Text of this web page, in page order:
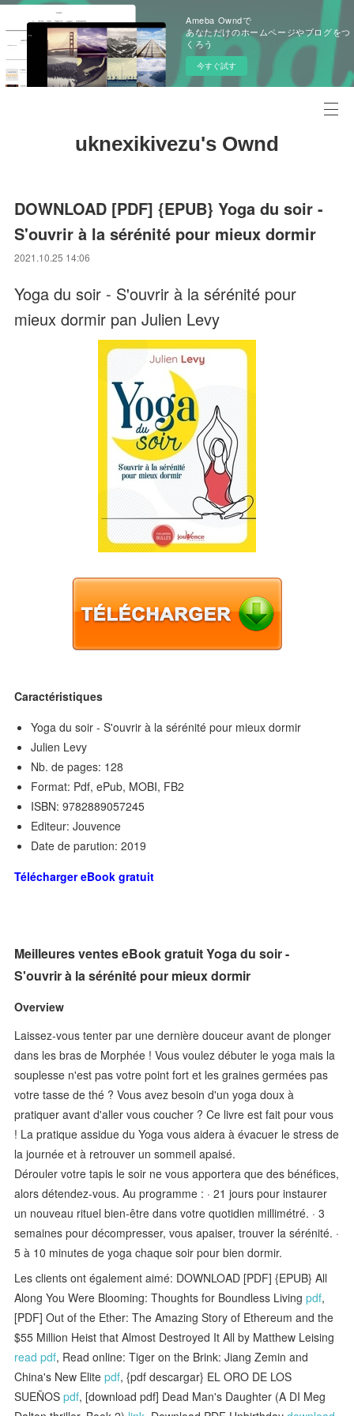
Ameba Owndで
あなただけのホームページやブログをつ
くろう
今すぐ試す
uknexikivezu's Ownd
DOWNLOAD [PDF] {EPUB} Yoga du soir -
S'ouvrir à la sérénité pour mieux dormir
2021.10.25 14:06
Yoga du soir - S'ouvrir à la sérénité pour
mieux dormir pan Julien Levy
Caractéristiques
Yoga du soir - S'ouvrir à la sérénité pour mieux dormir
Julien Levy
Nb. de pages: 128
Format: Pdf, ePub, MOBI, FB2
ISBN: 9782889057245
Editeur: Jouvence
Date de parution: 2019
Télécharger eBook gratuit
Meilleures ventes eBook gratuit Yoga du soir -
S'ouvrir à la sérénité pour mieux dormir
Overview
Laissez-vous tenter par une dernière douceur avant de plonger
dans les bras de Morphée ! Vous voulez débuter le yoga mais la
souplesse n'est pas votre point fort et les graines germées pas
votre tasse de thé ? Vous avez besoin d'un yoga doux à
pratiquer avant d'aller vous coucher ? Ce livre est fait pour vous
! La pratique assidue du Yoga vous aidera à évacuer le stress de
la journée et à retrouver un sommeil apaisé.
Dérouler votre tapis le soir ne vous apportera que des bénéfices,
alors détendez-vous. Au programme : · 21 jours pour instaurer
un nouveau rituel bien-être dans votre quotidien millimétré. · 3
semaines pour décompresser, vous apaiser, trouver la sérénité. ·
5 à 10 minutes de yoga chaque soir pour bien dormir.
Les clients ont également aimé: DOWNLOAD [PDF] {EPUB} All
Along You Were Blooming: Thoughts for Boundless Livingpdf,
[PDF] Out of the Ether: The Amazing Story of Ethereum and the
$55 Million Heist that Almost Destroyed It All by Matthew Leising
read pdf, Read online: Tiger on the Brink: Jiang Zemin and
China's New Elitepdf, {pdf descargar} EL ORO DE LOS
SUEÑOSpdf, [download pdf] Dead Man's Daughter (A DI Meg